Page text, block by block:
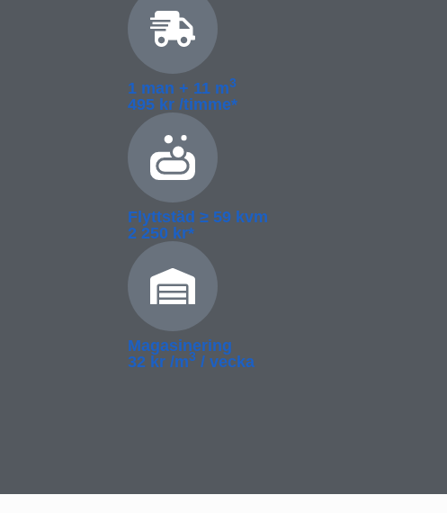
1 man + 11 m3
495 kr /timme*
Flyttstäd ≥­ 59 kvm
2 250 kr*
Magasinering
32 kr /m3 / vecka